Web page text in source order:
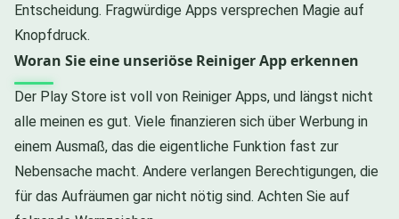
Entscheidung. Fragwürdige Apps versprechen Magie auf
Knopfdruck.
Woran Sie eine unseriöse Reiniger App erkennen
Der Play Store ist voll von Reiniger Apps, und längst nicht
alle meinen es gut. Viele finanzieren sich über Werbung in
einem Ausmaß, das die eigentliche Funktion fast zur
Nebensache macht. Andere verlangen Berechtigungen, die
für das Aufräumen gar nicht nötig sind. Achten Sie auf